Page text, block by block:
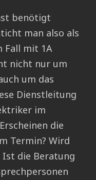
benötigt
man also als
Fall mit 1A
nicht nur um
um das
Dienstleitung
im
die
Termin? Wird
die Beratung